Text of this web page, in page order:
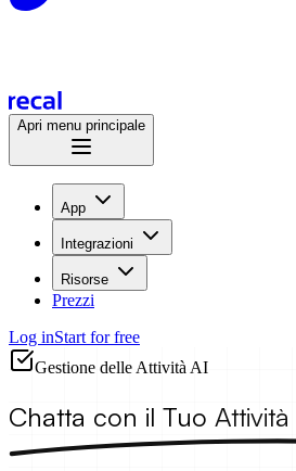
Apri menu principale
App
Integrazioni
Risorse
Prezzi
Log inStart for free
Gestione delle Attività AI
Chatta con il Tuo Attività